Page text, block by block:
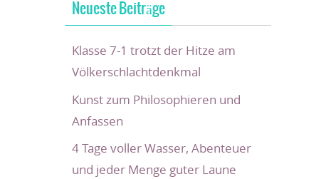
Neueste Beiträge
Klasse 7-1 trotzt der Hitze am
Völkerschlachtdenkmal
Kunst zum Philosophieren und
Anfassen
4 Tage voller Wasser, Abenteuer
und jeder Menge guter Laune